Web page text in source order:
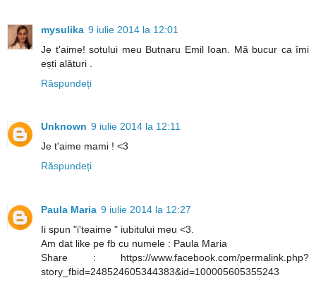
mysulika 9 iulie 2014 la 12:01
Je t'aime! sotului meu Butnaru Emil Ioan. Mă bucur ca îmi
ești alături .
Răspundeți
Unknown 9 iulie 2014 la 12:11
Je t'aime mami ! <3
Răspundeți
Paula Maria 9 iulie 2014 la 12:27
Ii spun "i'teaime " iubitului meu <3.
Am dat like pe fb cu numele : Paula Maria
Share : https://www.facebook.com/permalink.php?
story_fbid=248524605344383&id=100005605355243